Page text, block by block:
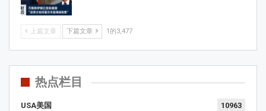
上篇文章 下篇文章 1的3,477
热点栏目
USA美国 10963